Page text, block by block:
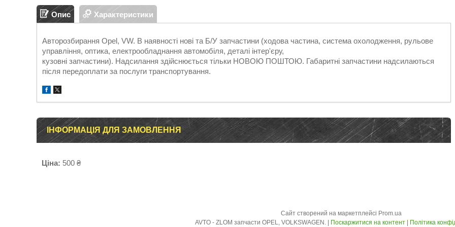
Опис Характеристики
Авторозбирання Opel, VW. В наявності нові та Б/У запчастини (ходова частина, система охолодження, рульове
управління, оптика, електрообладнання автомобіля, деталі інтер'єру,
кузовні запчастини). Надсилання здійснюється тільки НОВОЮ ПОШТОЮ. Габаритні запчастини надсилаються
після передоплати за послуги транспортування.
ІНФОРМАЦІЯ ДЛЯ ЗАМОВЛЕННЯ
Ціна: 500 ₴
Сайт створений на маркетплейсі Prom.ua
Поскаржитися на контент Політика